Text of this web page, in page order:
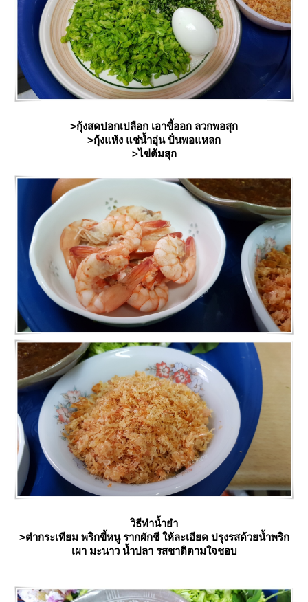
>กุ้งสดปอกเปลือก เอาขี้ออก ลวกพอสุก
>กุ้งแห้ง แช่น้ำอุ่น ปั่นพอแหลก
>ไข่ต้มสุก
วิธีทำน้ำยำ
>ตำกระเทียม พริกขี้หนู รากผักชี ให้ละเอียด ปรุงรสด้วยน้ำพริก
เผา มะนาว น้ำปลา รสชาติตามใจชอบ